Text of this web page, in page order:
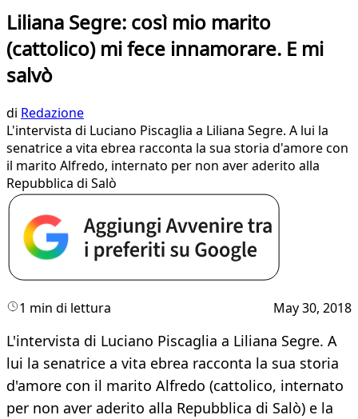
Liliana Segre: così mio marito
(cattolico) mi fece innamorare. E mi
salvò
di Redazione
L'intervista di Luciano Piscaglia a Liliana Segre. A lui la
senatrice a vita ebrea racconta la sua storia d'amore con
il marito Alfredo, internato per non aver aderito alla
Repubblica di Salò
1 min di lettura May 30, 2018
L'intervista di Luciano Piscaglia a Liliana Segre. A
lui la senatrice a vita ebrea racconta la sua storia
d'amore con il marito Alfredo (cattolico, internato
per non aver aderito alla Repubblica di Salò) e la